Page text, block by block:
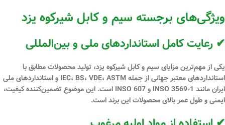
ویژگی‌های برجسته سیم و کابل شیرکوه یزد
✔ رعایت کامل استانداردهای ملی و بین‌المللی
یکی از مهم‌ترین مزایای سیم و کابل شیرکوه یزد، تولید محصولات مطابق با
استانداردهای معتبر جهانی از جملهIEC، BS، VDE، ASTM و استانداردهای ملی
ایران مانند INSO 3569-1 و INSO 607
است. این موضوع تضمین‌کننده کیفیت،
ایمنی و طول عمر بالای محصولات این برند است.